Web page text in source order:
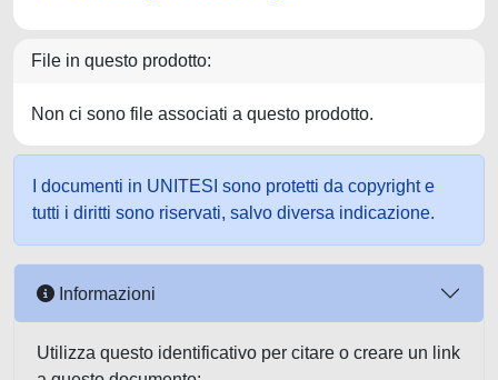
File in questo prodotto:
Non ci sono file associati a questo prodotto.
I documenti in UNITESI sono protetti da copyright e
tutti i diritti sono riservati, salvo diversa indicazione.
Informazioni
Utilizza questo identificativo per citare o creare un link